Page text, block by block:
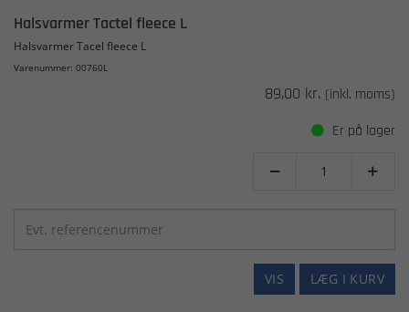
Halsvarmer Tactel fleece L
Halsvarmer Tacel fleece L
Varenummer: 00760L
89,00 kr. (inkl. moms)
Er på lager
 
LÆG I KURV
VIS